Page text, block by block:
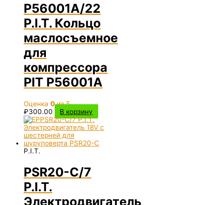
P56001A/22
P.I.T. Кольцо
маслосъемное
для
компрессора
PIT P56001A
Оценка 0из 5
₽300.00 В корзину
P.I.T.
PSR20-C/7
P.I.T.
Электродвигатель